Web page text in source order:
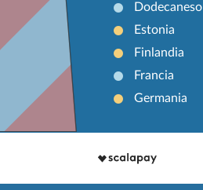
Dodecaneso
Estonia
Finlandia
Francia
Germania